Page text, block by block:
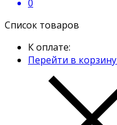
0
Список товаров
К оплате:
Перейти в корзину